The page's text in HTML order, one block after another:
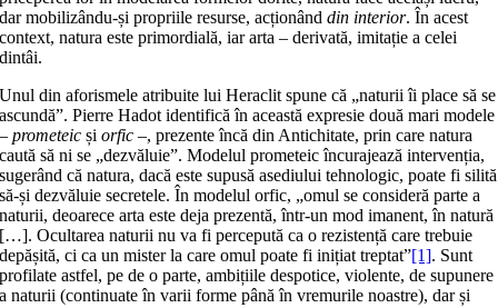
dar mobilizându-și propriile resurse, acționânddin interior. În acest
context, natura este primordială, iar arta – derivată, imitație a celei
dintâi.
Unul din aforismele atribuite lui Heraclit spune că „naturii îi place să se
ascundă”. Pierre Hadot identifică în această expresie două mari modele
–prometeicși orfic –, prezente încă din Antichitate, prin care natura
caută să ni se „dezvăluie”. Modelul prometeic încurajează intervenția,
sugerând că natura, dacă este supusă asediului tehnologic, poate fi silită
să-și dezvăluie secretele. În modelul orfic, „omul se consideră parte a
naturii, deoarece arta este deja prezentă, într-un mod imanent, în natură
[…]. Ocultarea naturii nu va fi percepută ca o rezistență care trebuie
depășită, ci ca un mister la care omul poate fi inițiat treptat”[1]. Sunt
profilate astfel, pe de o parte, ambițiile despotice, violente, de supunere
a naturii (continuate în varii forme până în vremurile noastre), dar și